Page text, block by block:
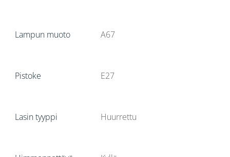
Lampun muoto A67
Pistoke E27
Lasin tyyppi Huurrettu